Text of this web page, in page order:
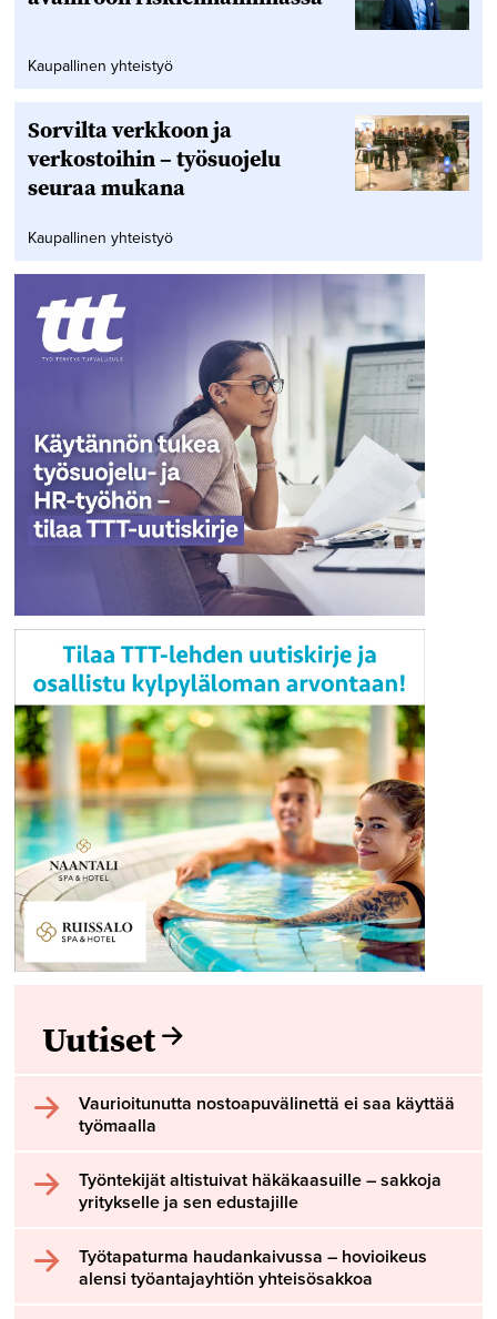
Kaupallinen yhteistyö
Sorvilta verkkoon ja
verkostoihin – työsuojelu
seuraa mukana
Kaupallinen yhteistyö
Uutiset
Vaurioitunutta nostoapuvälinettä ei saa käyttää
työmaalla
Työntekijät altistuivat häkäkaasuille – sakkoja
yritykselle ja sen edustajille
Työtapaturma haudankaivussa – hovioikeus
alensi työantajayhtiön yhteisösakkoa